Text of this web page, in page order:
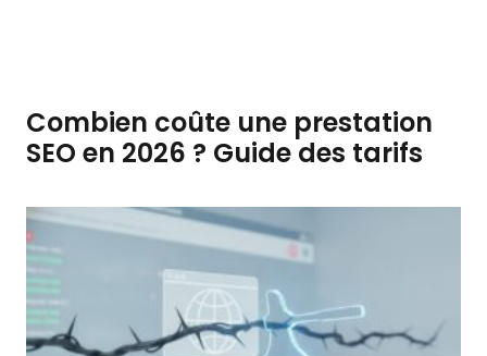
Combien coûte une prestation
SEO en 2026 ? Guide des tarifs